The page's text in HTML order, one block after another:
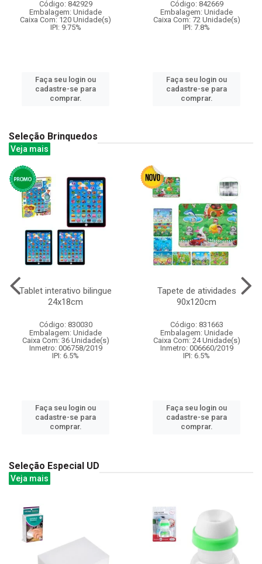
Código: 842929
Embalagem: Unidade
Caixa Com: 120 Unidade(s)
IPI: 9.75%
Faça seu login ou
cadastre-se para
comprar.
Código: 842669
Embalagem: Unidade
Caixa Com: 72 Unidade(s)
IPI: 7.8%
Faça seu login ou
cadastre-se para
comprar.
Seleção Brinquedos
Veja mais
Tablet interativo bilingue
24x18cm
Código: 830030
Embalagem: Unidade
Caixa Com: 36 Unidade(s)
Inmetro: 006758/2019
IPI: 6.5%
Faça seu login ou
cadastre-se para
comprar.
Tapete de atividades
90x120cm
Código: 831663
Embalagem: Unidade
Caixa Com: 24 Unidade(s)
Inmetro: 006660/2019
IPI: 6.5%
Faça seu login ou
cadastre-se para
comprar.
Seleção Especial UD
Veja mais